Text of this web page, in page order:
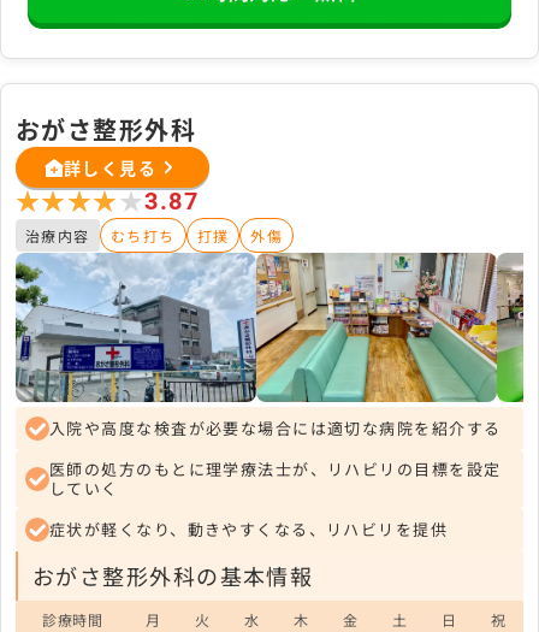
おがさ整形外科
詳しく見る
★★★★★
★★★★★3.87
治療内容 むち打ち 打撲 外傷
入院や高度な検査が必要な場合には適切な病院を紹介する
医師の処方のもとに理学療法士が、リハビリの目標を設定
していく
症状が軽くなり、動きやすくなる、リハビリを提供
おがさ整形外科の基本情報
診療時間 月 火 水 木 金 土 日 祝